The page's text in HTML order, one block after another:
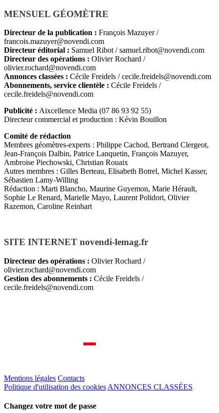
MENSUEL GÉOMÈTRE
Directeur de la publication : François Mazuyer /
francois.mazuyer@novendi.com
Directeur éditorial : Samuel Ribot / samuel.ribot@novendi.com
Directeur des opérations : Olivier Rochard /
olivier.rochard@novendi.com
Annonces classées : Cécile Freidels / cecile.freidels@novendi.com
Abonnements, service clientèle : Cécile Freidels /
cecile.freidels@novendi.com
Publicité : Aixcellence Media (07 86 93 92 55)
Directeur commercial et production : Kévin Bouillon
Comité de rédaction
Membres géomètres-experts : Philippe Cachod, Bertrand Clergeot,
Jean-François Dalbin, Patrice Lanquetin, François Mazuyer,
Ambroise Piechowski, Christian Rouaix
Autres membres : Gilles Berteau, Elisabeth Botrel, Michel Kasser,
Sébastien Lamy-Willing
Rédaction : Marti Blancho, Maurine Guyemon, Marie Hérault,
Sophie Le Renard, Marielle Mayo, Laurent Polidori, Olivier
Razemon, Caroline Reinhart
SITE INTERNET novendi-lemag.fr
Directeur des opérations : Olivier Rochard /
olivier.rochard@novendi.com
Gestion des abonnements : Cécile Freidels /
cecile.freidels@novendi.com
Mentions légales Contacts
Politique d'utilisation des cookies ANNONCES CLASSÉES
Changez votre mot de passe